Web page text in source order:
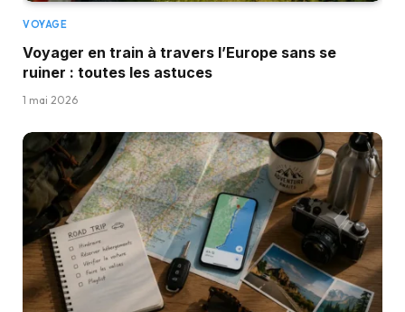
VOYAGE
Voyager en train à travers l’Europe sans se
ruiner : toutes les astuces
1 mai 2026